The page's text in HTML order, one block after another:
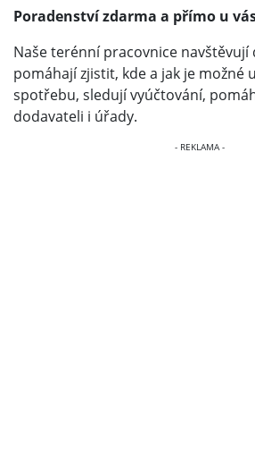
Poradenství zdarma a přímo u
Naše terénní pracovnice navštěvují
pomáhají zjistit, kde a jak je možné
spotřebu, sledují vyúčtování,
dodavateli i úřady.